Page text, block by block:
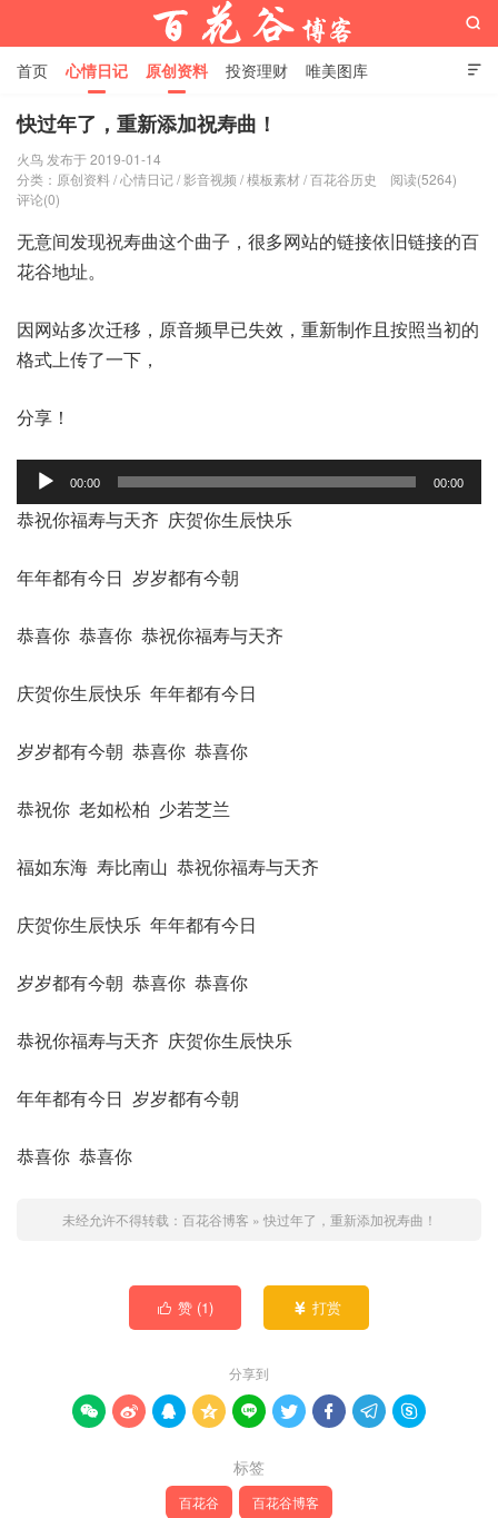
百花谷博客

首页 心情日记 原创资料 投资理财 唯美图库
影音视频 工作照片 Python代码

快过年了，重新添加祝寿曲！
火鸟 发布于 2019-01-14
分类： 原创资料 /心情日记/影音视频 /模板素材 /百花谷历史
阅读(5264)
评论(0)
无意间发现祝寿曲这个曲子，很多网站的链接依旧链接的百
花谷地址。
因网站多次迁移，原音频早已失效，重新制作且按照当初的
格式上传了一下，
分享！
频
播
放
器
00:00 00:00
恭祝你福寿与天齐 庆贺你生辰快乐
年年都有今日 岁岁都有今朝
恭喜你 恭喜你 恭祝你福寿与天齐
庆贺你生辰快乐 年年都有今日
岁岁都有今朝 恭喜你 恭喜你
恭祝你 老如松柏 少若芝兰
福如东海 寿比南山 恭祝你福寿与天齐
庆贺你生辰快乐 年年都有今日
岁岁都有今朝 恭喜你 恭喜你
恭祝你福寿与天齐 庆贺你生辰快乐
年年都有今日 岁岁都有今朝
恭喜你 恭喜你
未经允许不得转载： 百花谷博客 » 快过年了，重新添加祝寿曲！
 赞 (1)  打赏
分享到
        
标签
百花谷 百花谷博客